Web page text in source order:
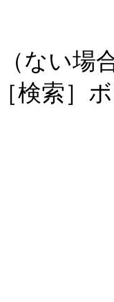
ない場
検索］